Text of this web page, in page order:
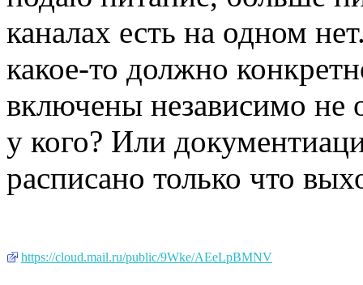
каналах есть на одном
какое-то должно
включены независимо не
у кого? Или
расписано только что
https://cloud.mail.ru/public/9Wke/AEeLpBMNV